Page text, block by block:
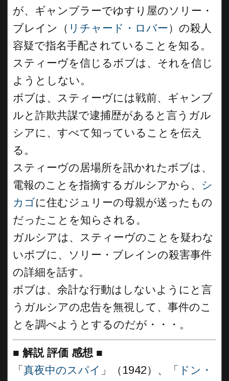
が、ギャンブラーでゆすり屋のソリー・
ブレイン（ リチャード・ロバー）の殺人
容疑で指名手配されていることを知る。
スティーヴを信じるボブは、それを信じ
ようとしない。
ボブは、スティーヴには戦前、ギャンブ
ルと詐欺共謀で逮捕歴があると言うガル
シアに、すべて知っていることを伝え
る。
スティーヴの居場所を訊かれたボブは、
電報のことを指摘するガルシアから、 シ
カゴに住むジュリーの母親が送ったもの
だったことを知らされる。
ガルシアは、スティーヴのことを疑わな
いボブに、ソリー・ブレインの殺害事件
の詳細を話す。
ボブは、余計な行動はしないようにと言
うガルシアの忠告を無視して、事件のこ
とを調べようとするのだが・・・。
■ 解説 評価 感想 ■
「 真夜中のスパイ 」（1942）、「 ドン・